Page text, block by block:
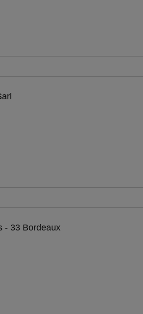
- 33 Bordeaux